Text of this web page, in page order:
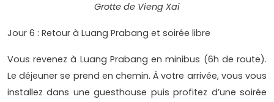
Grotte de Vieng Xai
Jour 6 : Retour à Luang Prabang et soirée libre
Vous revenez à Luang Prabang en minibus (6h de route).
Le déjeuner se prend en chemin. À votre arrivée, vous vous
installez dans une guesthouse puis profitez d’une soirée